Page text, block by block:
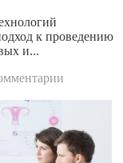
к проведению
и...